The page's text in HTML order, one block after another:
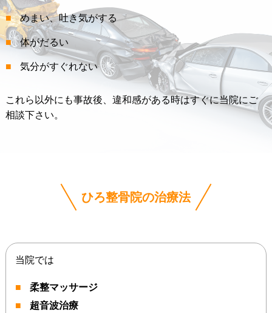
めまい、吐き気がする
体がだるい
気分がすぐれない
これら以外にも事故後、違和感がある時はすぐに当院にご
相談下さい。
ひろ整骨院の治療法
当院では
柔整マッサージ
超音波治療